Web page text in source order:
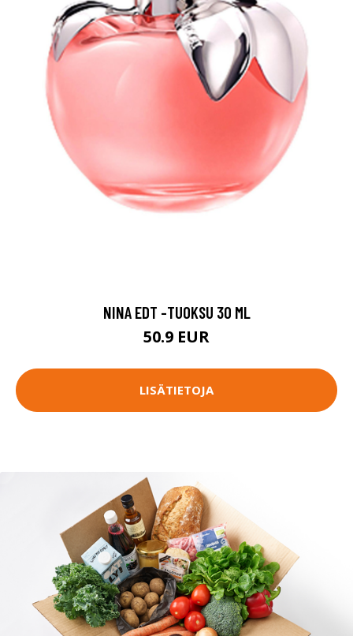
NINA EDT -TUOKSU 30 ML
50.9 EUR
LISÄTIETOJA